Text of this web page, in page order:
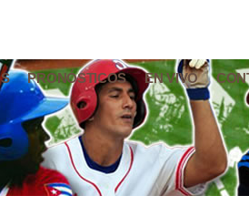
PRONÓSTICOS EN VIVO